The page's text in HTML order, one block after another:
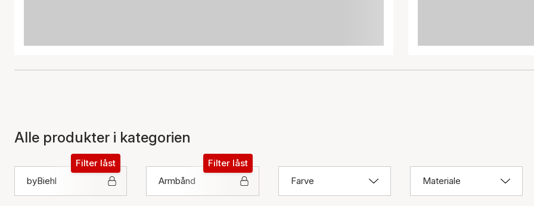
Alle produkter i kategorien
byBiehl
Filter låst
Armbånd
Filter låst
Farve
Materiale